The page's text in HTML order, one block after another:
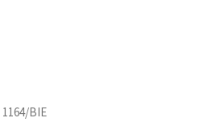
1164/BIE